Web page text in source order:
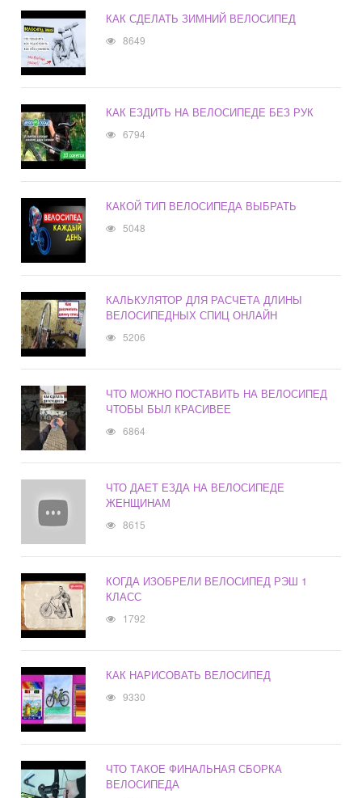
КАК СДЕЛАТЬ ЗИМНИЙ ВЕЛОСИПЕД
8649
КАК ЕЗДИТЬ НА ВЕЛОСИПЕДЕ БЕЗ РУК
6794
КАКОЙ ТИП ВЕЛОСИПЕДА ВЫБРАТЬ
5048
КАЛЬКУЛЯТОР ДЛЯ РАСЧЕТА ДЛИНЫ
ВЕЛОСИПЕДНЫХ СПИЦ ОНЛАЙН
5206
ЧТО МОЖНО ПОСТАВИТЬ НА ВЕЛОСИПЕД
ЧТОБЫ БЫЛ КРАСИВЕЕ
6864
ЧТО ДАЕТ ЕЗДА НА ВЕЛОСИПЕДЕ
ЖЕНЩИНАМ
8615
КОГДА ИЗОБРЕЛИ ВЕЛОСИПЕД РЭШ 1
КЛАСС
1792
КАК НАРИСОВАТЬ ВЕЛОСИПЕД
9330
ЧТО ТАКОЕ ФИНАЛЬНАЯ СБОРКА
ВЕЛОСИПЕДА